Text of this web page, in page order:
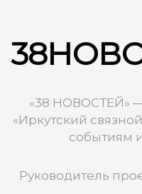
«38 НОВОСТЕЙ»
«Иркутский
событиям
Руководитель